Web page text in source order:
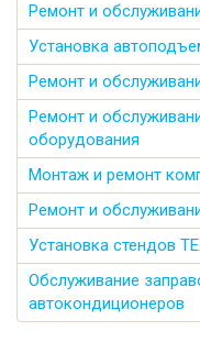
Ремонт и
Установка
Ремонт и
Ремонт и
оборудования
Монтаж и ремонт
Ремонт и
Установка стендов
Обслуживание
автокондиционеров